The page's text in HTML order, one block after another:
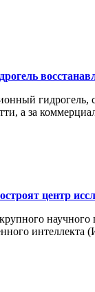
гидрогель,
а за
центр